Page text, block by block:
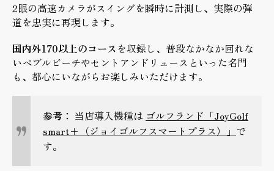
2眼の高速カメラがスイングを瞬時に計測し、実際の弾
道を忠実に再現します。
国内外170以上のコースを収録し、普段なかなか回れな
いペブルビーチやセントアンドリュースといった名門
も、都心にいながらお楽しみいただけます。
参考： 当店導入機種は ゴルフランド「JoyGolf
smart+（ジョイゴルフスマートプラス）」 で
す。